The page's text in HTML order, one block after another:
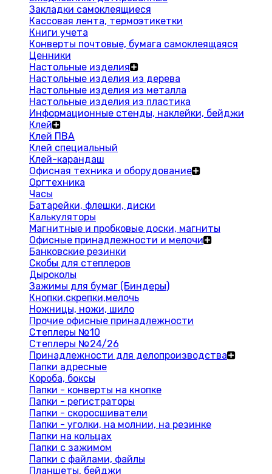
Закладки самоклеящиеся
Кассовая лента, термоэтикетки
Книги учета
Конверты почтовые, бумага самоклеящаяся
Ценники
Настольные изделия
Настольные изделия из дерева
Настольные изделия из металла
Настольные изделия из пластика
Информационные стенды, наклейки, бейджи
Клей
Клей ПВА
Клей специальный
Клей-карандаш
Офисная техника и оборудование
Оргтехника
Часы
Батарейки, флешки, диски
Калькуляторы
Магнитные и пробковые доски, магниты
Офисные принадлежности и мелочи
Банковские резинки
Скобы для степлеров
Дыроколы
Зажимы для бумаг (Биндеры)
Кнопки,скрепки,мелочь
Ножницы, ножи, шило
Прочие офисные принадлежности
Степлеры №10
Степлеры №24/26
Принадлежности для делопроизводства
Папки адресные
Короба, боксы
Папки - конверты на кнопке
Папки - регистраторы
Папки - скоросшиватели
Папки - уголки, на молнии, на резинке
Папки на кольцах
Папки с зажимом
Папки с файлами, файлы
Планшеты, бейджи